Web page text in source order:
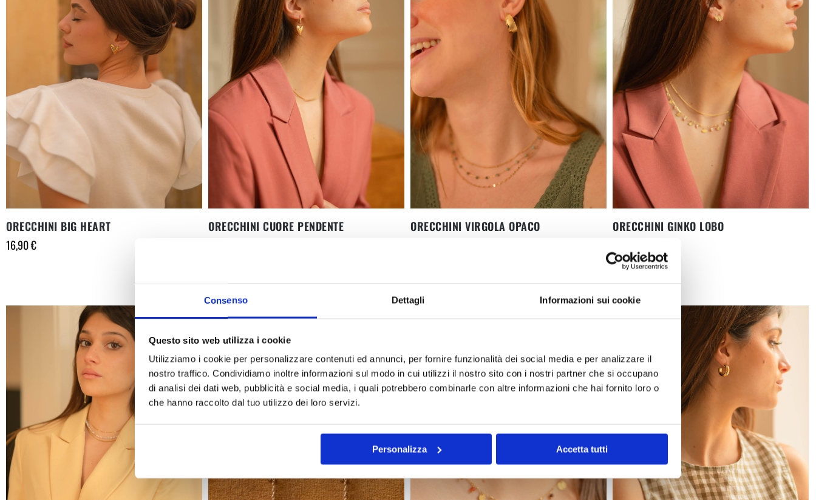
Consenso Dettagli Informazioni sui cookie
Questo sito web utilizza i cookie
Utilizziamo i cookie per personalizzare contenuti ed annunci, per fornire funzionalità dei social media e per analizzare il
nostro traffico. Condividiamo inoltre informazioni sul modo in cui utilizzi il nostro sito con i nostri partner che si occupano
di analisi dei dati web, pubblicità e social media, i quali potrebbero combinarle con altre informazioni che hai fornito loro o
che hanno raccolto dal tuo utilizzo dei loro servizi.
Personalizza Accetta tutti
ORECCHINI BIG HEART
16,90€
ORECCHINI CUORE PENDENTE
ORECCHINI VIRGOLA OPACO
ORECCHINI GINKO LOBO
16,90€